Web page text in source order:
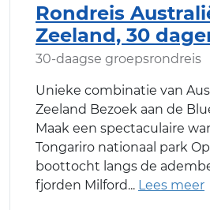
Rondreis
Zeeland, 30
30-daagse groepsrondreis
Unieke combinatie van
Zeeland Bezoek aan de
Maak een spectaculaire
Tongariro nationaal park
boottocht langs de
fjorden Milford